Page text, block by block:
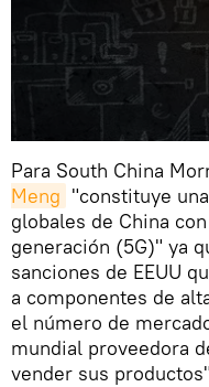
Para South China
Meng "constituye
globales de China
generación (5G)" ya
sanciones de EEUU
a componentes de
el número de
mundial proveedora
vender sus